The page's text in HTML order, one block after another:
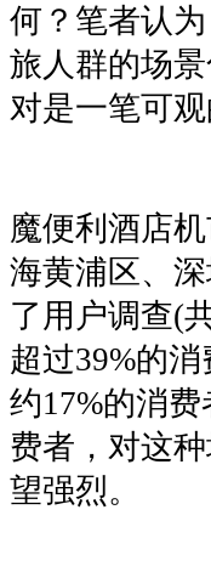
何？笔者认
旅人群的场
对是一笔可观
魔便利酒店
海黄浦区、
了用户调查(
超过39%的
约17%的消
费者，对这
望强烈。